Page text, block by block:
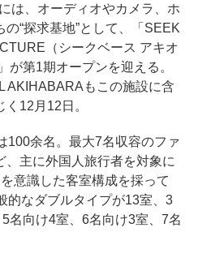
は、オーディオやカメラ、ホ
“探求基地”として、「SEEK
（シークベース アキオ
が第1期オープンを迎える。
AKIHABARAもこの施設に含
12月12日。
余名。最大7名収容のファ
、主に外国人旅行者を対象に
意識した客室構成を採って
的なダブルタイプが13室、3
名向け4室、6名向け3室、7名